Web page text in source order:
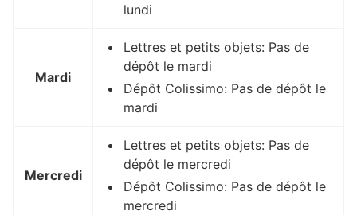
lundi
Mardi
Lettres et petits objets: Pas de
dépôt le mardi
Dépôt Colissimo: Pas de dépôt le
mardi
Mercredi
Lettres et petits objets: Pas de
dépôt le mercredi
Dépôt Colissimo: Pas de dépôt le
mercredi